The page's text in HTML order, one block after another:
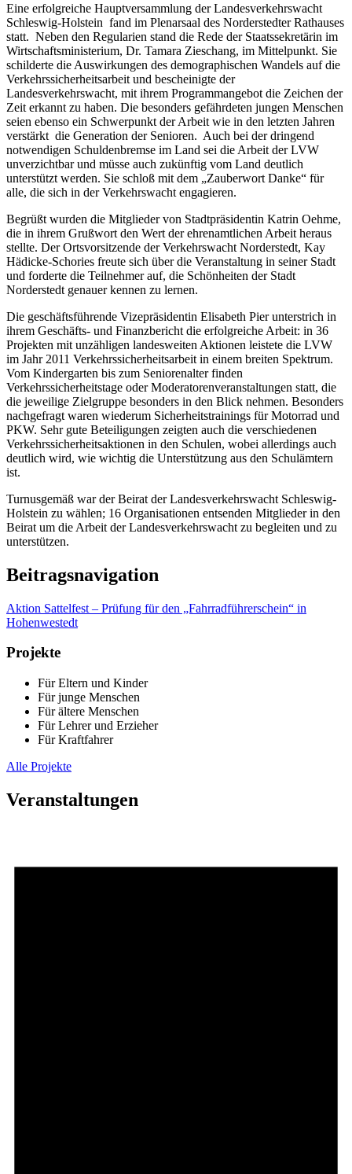
Eine erfolgreiche Hauptversammlung der Landesverkehrswacht
Schleswig-Holstein fand im Plenarsaal des Norderstedter Rathauses
statt. Neben den Regularien stand die Rede der Staatssekretärin im
Wirtschaftsministerium, Dr. Tamara Zieschang, im Mittelpunkt. Sie
schilderte die Auswirkungen des demographischen Wandels auf die
Verkehrssicherheitsarbeit und bescheinigte der
Landesverkehrswacht, mit ihrem Programmangebot die Zeichen der
Zeit erkannt zu haben. Die besonders gefährdeten jungen Menschen
seien ebenso ein Schwerpunkt der Arbeit wie in den letzten Jahren
verstärkt die Generation der Senioren. Auch bei der dringend
notwendigen Schuldenbremse im Land sei die Arbeit der LVW
unverzichtbar und müsse auch zukünftig vom Land deutlich
unterstützt werden. Sie schloß mit dem „Zauberwort Danke“ für
alle, die sich in der Verkehrswacht engagieren.
Begrüßt wurden die Mitglieder von Stadtpräsidentin Katrin Oehme,
die in ihrem Grußwort den Wert der ehrenamtlichen Arbeit heraus
stellte. Der Ortsvorsitzende der Verkehrswacht Norderstedt, Kay
Hädicke-Schories freute sich über die Veranstaltung in seiner Stadt
und forderte die Teilnehmer auf, die Schönheiten der Stadt
Norderstedt genauer kennen zu lernen.
Die geschäftsführende Vizepräsidentin Elisabeth Pier unterstrich in
ihrem Geschäfts- und Finanzbericht die erfolgreiche Arbeit: in 36
Projekten mit unzähligen landesweiten Aktionen leistete die LVW
im Jahr 2011 Verkehrssicherheitsarbeit in einem breiten Spektrum.
Vom Kindergarten bis zum Seniorenalter finden
Verkehrssicherheitstage oder Moderatorenveranstaltungen statt, die
die jeweilige Zielgruppe besonders in den Blick nehmen. Besonders
nachgefragt waren wiederum Sicherheitstrainings für Motorrad und
PKW. Sehr gute Beteiligungen zeigten auch die verschiedenen
Verkehrssicherheitsaktionen in den Schulen, wobei allerdings auch
deutlich wird, wie wichtig die Unterstützung aus den Schulämtern
ist.
Turnusgemäß war der Beirat der Landesverkehrswacht Schleswig-
Holstein zu wählen; 16 Organisationen entsenden Mitglieder in den
Beirat um die Arbeit der Landesverkehrswacht zu begleiten und zu
unterstützen.
Beitragsnavigation
Aktion Sattelfest – Prüfung für den „Fahrradführerschein“ in
Hohenwestedt
Projekte
Für Eltern und Kinder
Für junge Menschen
Für ältere Menschen
Für Lehrer und Erzieher
Für Kraftfahrer
Alle Projekte
Veranstaltungen